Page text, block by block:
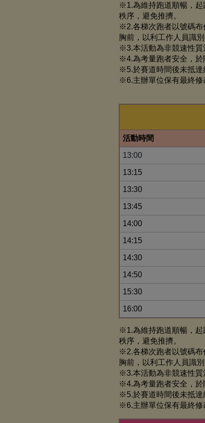
※1.為維持跑道順暢，起
秩序，避免推擠。
※2.各梯次跑者以號碼布
胸前，以利工作人員識
※3.本活動為非競速性質
※4.為考量跑者安全，
※5.於賽道時間後未抵達
※6.主辦單位保有最終修
活動時間
13:00
13:15
13:30
13:45
14:00
14:15
14:30
14:50
15:30
16:00
※1.為維持跑道順暢，起
秩序，避免推擠。
※2.各梯次跑者以號碼布
胸前，以利工作人員識
※3.本活動為非競速性質
※4.為考量跑者安全，於
※5.於賽道時間後未抵達
※6.主辦單位保有最終修